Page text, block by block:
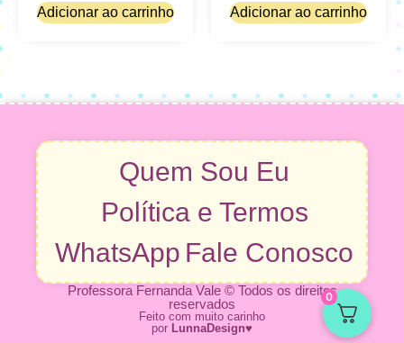
Adicionar ao carrinho Adicionar ao carrinho
Quem Sou Eu
Política e Termos
WhatsApp Fale Conosco
Professora Fernanda Vale © Todos os direitos
reservados
Feito com muito carinho
por LunnaDesign♥
0